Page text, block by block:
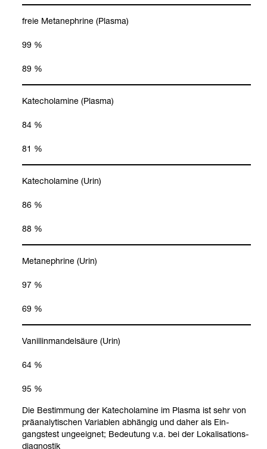
freie Meta­ne­phrine (Plasma)
99 %
89 %
Katecho­l­amine (Plasma)
84 %
81 %
Katecho­l­amine (Urin)
86 %
88 %
Meta­ne­phrine (Urin)
97 %
69 %
Vanil­lin­man­del­säure (Urin)
64 %
95 %
Die Bestim­mung der Katecho­l­amine im Plasma ist sehr von
prä­ana­ly­ti­schen Varia­blen abhän­gig und daher als Ein­
gangs­test unge­eig­net; Bedeu­tung v.a. bei der Loka­li­sa­ti­ons­
dia­gnos­tik